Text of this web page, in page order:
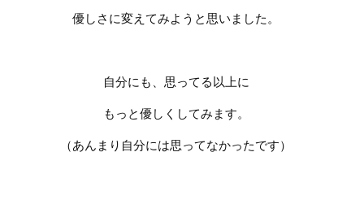
優しさに変えてみようと思いました。
自分にも、思ってる以上に
もっと優しくしてみます。
（あんまり自分には思ってなかったです）